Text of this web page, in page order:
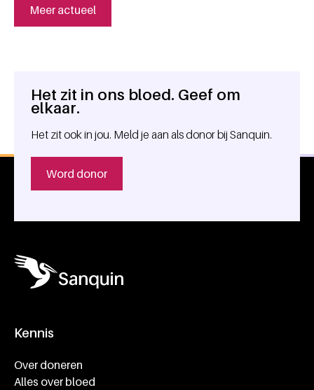
Meer actueel
Algemene informatie
Het zit in ons bloed. Geef om
elkaar.
Het zit ook in jou. Meld je aan als donor bij Sanquin.
Word donor
Kennis
Over doneren
Alles over bloed